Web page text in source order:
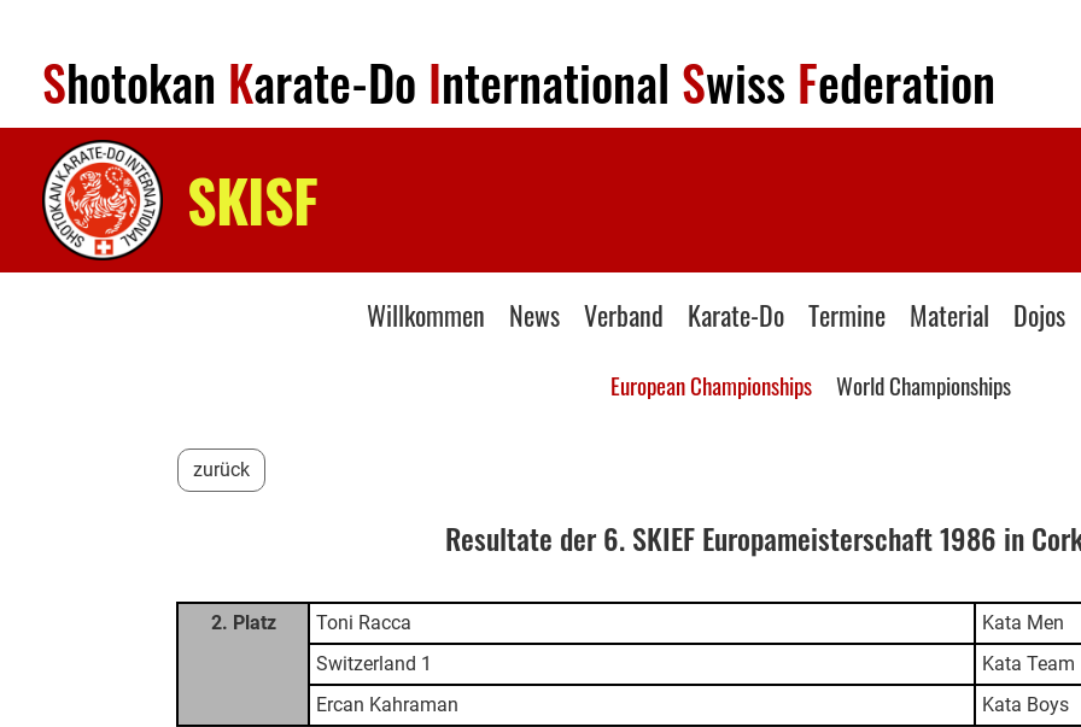
Shotokan Karate-Do International Swiss Federation
SKISF
Willkommen News Verband Karate-Do Termine Material Dojos
European Championships World Championships
zurück
Resultate der 6. SKIEF Europameisterschaft 1986 in
2. Platz Toni Racca
Kata Men
Switzerland 1
Kata Team
Ercan Kahraman
Kata Boys